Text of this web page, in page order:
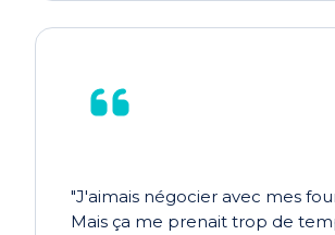
"J'aimais négocier avec mes
Mais ça me prenait trop de